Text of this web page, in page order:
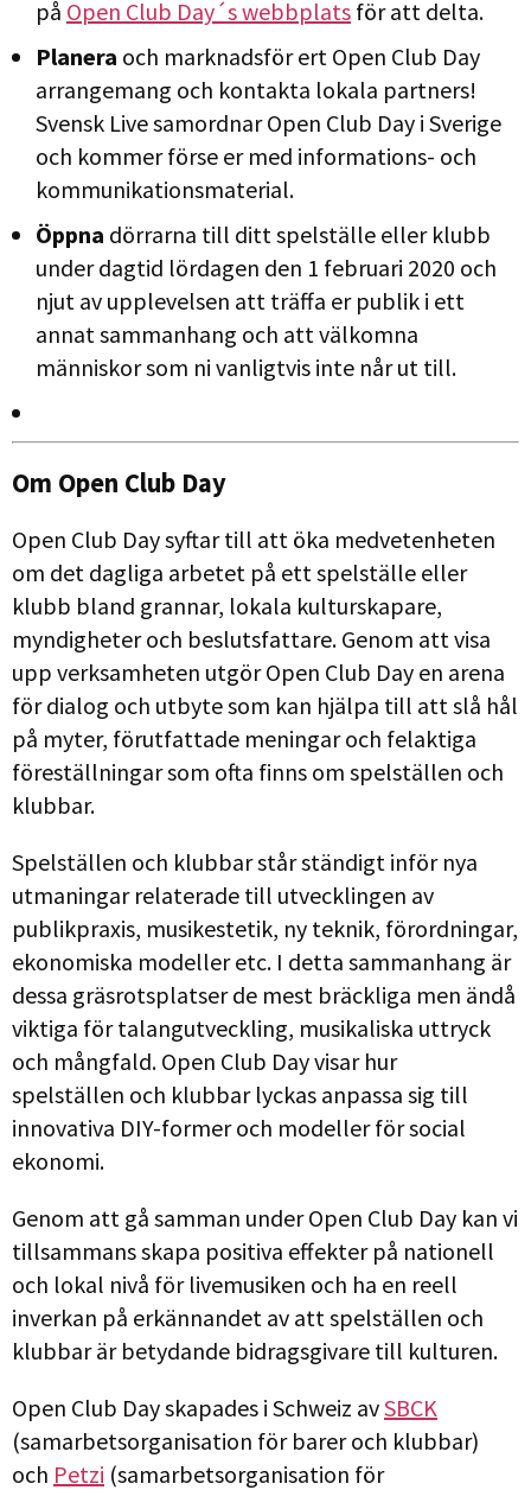
på Open Club Day´s webbplats för att delta.
Planera och marknadsför ert Open Club Day
arrangemang och kontakta lokala partners!
Svensk Live samordnar Open Club Day i Sverige
och kommer förse er med informations- och
kommunikationsmaterial.
Öppna dörrarna till ditt spelställe eller klubb
under dagtid lördagen den 1 februari 2020 och
njut av upplevelsen att träffa er publik i ett
annat sammanhang och att välkomna
människor som ni vanligtvis inte når ut till.
Om Open Club Day
Open Club Day syftar till att öka medvetenheten
om det dagliga arbetet på ett spelställe eller
klubb bland grannar, lokala kulturskapare,
myndigheter och beslutsfattare. Genom att visa
upp verksamheten utgör Open Club Day en arena
för dialog och utbyte som kan hjälpa till att slå hål
på myter, förutfattade meningar och felaktiga
föreställningar som ofta finns om spelställen och
klubbar.
Spelställen och klubbar står ständigt inför nya
utmaningar relaterade till utvecklingen av
publikpraxis, musikestetik, ny teknik, förordningar,
ekonomiska modeller etc. I detta sammanhang är
dessa gräsrotsplatser de mest bräckliga men ändå
viktiga för talangutveckling, musikaliska uttryck
och mångfald. Open Club Day visar hur
spelställen och klubbar lyckas anpassa sig till
innovativa DIY-former och modeller för social
ekonomi.
Genom att gå samman under Open Club Day kan vi
tillsammans skapa positiva effekter på nationell
och lokal nivå för livemusiken och ha en reell
inverkan på erkännandet av att spelställen och
klubbar är betydande bidragsgivare till kulturen.
Open Club Day skapades i Schweiz avSBCK
(samarbetsorganisation för barer och klubbar)
och Petzi (samarbetsorganisation för